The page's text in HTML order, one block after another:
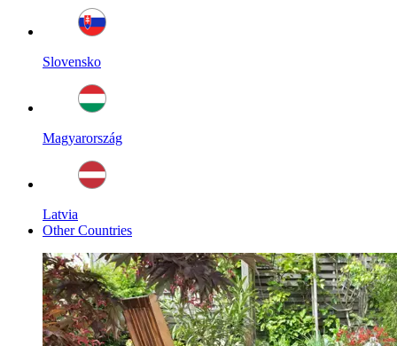
Slovensko
Magyarország
Latvia
Other Countries